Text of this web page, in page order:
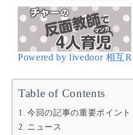
Powered by livedoor 相互
Table of Contents
今回の記事の重要ポイント
ニュース